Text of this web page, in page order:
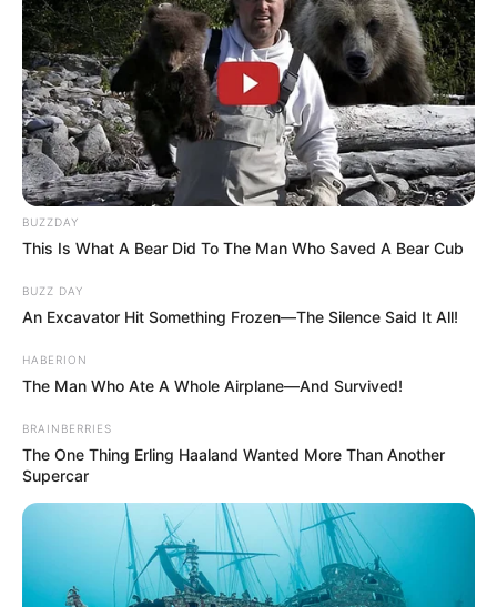
BUZZDAY
This Is What A Bear Did To The Man Who Saved A Bear Cub
BUZZ DAY
An Excavator Hit Something Frozen—The Silence Said It All!
HABERION
The Man Who Ate A Whole Airplane—And Survived!
BRAINBERRIES
The One Thing Erling Haaland Wanted More Than Another
Supercar